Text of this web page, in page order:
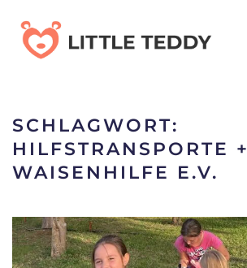
Skip
to
SCHLAGWORT:
HILFSTRANSPORTE +
WAISENHILFE E.V.